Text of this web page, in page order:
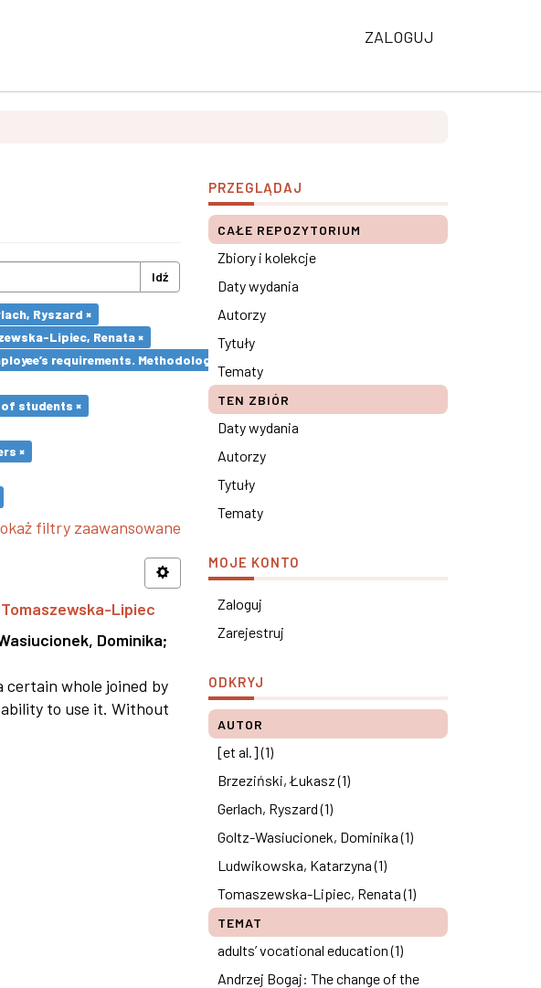
ZALOGUJ
Idź
Ryszard ×
Lipiec, Renata ×
requirements. Methodological remarks ×
students ×
×
filtry zaawansowane
Lipiec
Dominika;
certain whole joined by
to use it. Without
PRZEGLĄDAJ
CAŁE REPOZYTORIUM
Zbiory i kolekcje
Daty wydania
Autorzy
Tytuły
Tematy
TEN ZBIÓR
Daty wydania
Autorzy
Tytuły
Tematy
MOJE KONTO
Zaloguj
Zarejestruj
ODKRYJ
AUTOR
[et al.] (1)
Brzeziński, Łukasz (1)
Gerlach, Ryszard (1)
Goltz-Wasiucionek, Dominika (1)
Ludwikowska, Katarzyna (1)
Tomaszewska-Lipiec, Renata (1)
TEMAT
adults’ vocational education (1)
Andrzej Bogaj: The change of the